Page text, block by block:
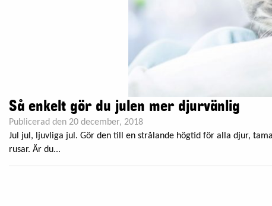
Så enkelt gör du julen mer djurvänlig
Publicerad den 20 december, 2018
Jul jul, ljuvliga jul. Gör den till en strålande högtid för alla djur,
rusar. Är du...